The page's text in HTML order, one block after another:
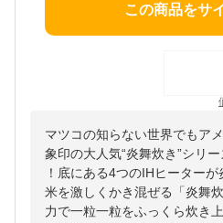
この商品をサ
マツコの知らない世界でもア
象印の大人気“炎舞炊き”シリ
！底にある4つのIHヒーター
米を激しくかき混ぜる「炎舞
力で一粒一粒をふっくら炊き